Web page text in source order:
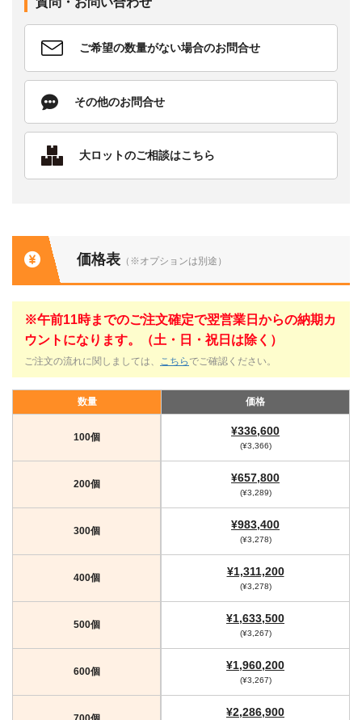
ご希望の数量がない場合のお問合せ
その他のお問合せ
大ロットのご相談はこちら
価格表 （※オプションは別途）
※午前11時までのご注文確定で翌営業日からの納期カ
ウントになります。（土・日・祝日は除く）
ご注文の流れに関しましては、 こちら でご確認ください。
数量 価格
100個 ¥336,600
(¥3,366)
200個 ¥657,800
(¥3,289)
300個 ¥983,400
(¥3,278)
400個 ¥1,311,200
(¥3,278)
500個 ¥1,633,500
(¥3,267)
600個 ¥1,960,200
(¥3,267)
¥2,286,900